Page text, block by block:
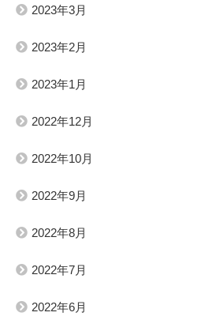
2023年3月
2023年2月
2023年1月
2022年12月
2022年10月
2022年9月
2022年8月
2022年7月
2022年6月